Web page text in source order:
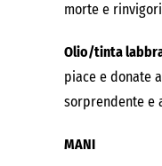
morte e
Olio/tinta
piace e donate
sorprendente e
MANI